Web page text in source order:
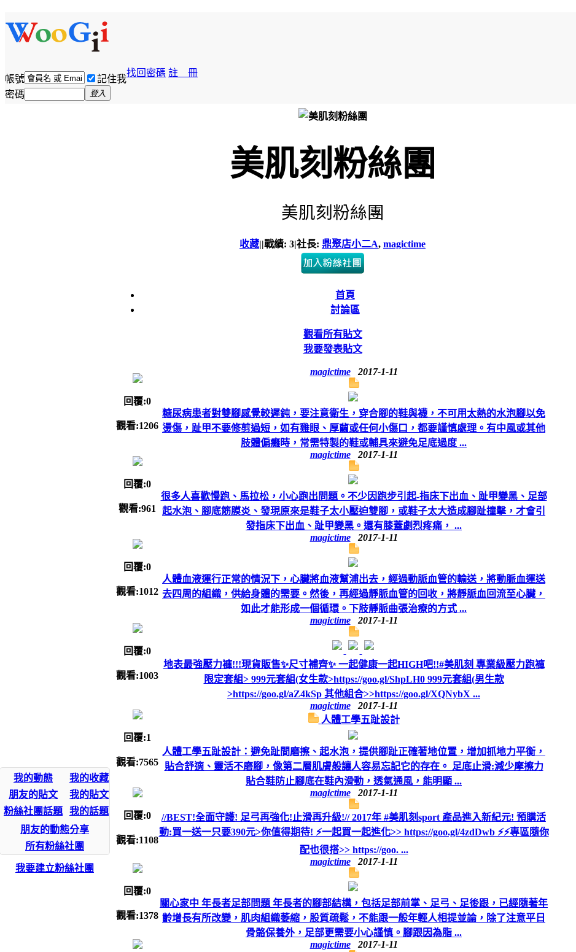
帳號 記住我
找回密碼 註 冊
密碼 登入
我的動態
朋友的貼文
粉絲社團話題
我的收藏
我的貼文
我的話題
朋友的動態分享
所有粉絲社團
我要建立粉絲社團
美肌刻粉絲團
美肌刻粉絲團
收藏||戰績: 3|社長: 鼎聚店小二A, magictime
首頁
討論區
觀看所有貼文
我要發表貼文
回覆:0
觀看:1206
magictime 2017-1-11
糖尿病患者對雙腳感覺較遲鈍，要注意衛生，穿合腳的鞋與襪，不可用太熱的水泡腳以免
燙傷，趾甲不要修剪過短，如有雞眼、厚繭或任何小傷口，都要謹慎處理。有中風或其他
肢體偏癱時，常需特製的鞋或輔具來避免足底過度 ...
回覆:0
觀看:961
magictime 2017-1-11
很多人喜歡慢跑、馬拉松，小心跑出問題。不少因跑步引起-指床下出血、趾甲變黑、足部
起水泡、腳底筋膜炎、發現原來是鞋子太小壓迫雙腳，或鞋子太大造成腳趾撞擊，才會引
發指床下出血、趾甲變黑。還有膝蓋劇烈疼痛， ...
回覆:0
觀看:1012
magictime 2017-1-11
人體血液運行正常的情況下，心臟將血液幫浦出去，經過動脈血管的輸送，將動脈血運送
去四周的組織，供給身體的需要。然後，再經過靜脈血管的回收，將靜脈血回流至心臟，
如此才能形成一個循環。下肢靜脈曲張治療的方式 ...
回覆:0
觀看:1003
magictime 2017-1-11
地表最強壓力褲!!!現貨販售✨尺寸補齊✨ 一起健康一起HIGH吧!!#美肌刻 專業級壓力跑褲
限定套組> 999元套組(女生款>https://goo.gl/ShpLH0 999元套組(男生款
>https://goo.gl/aZ4kSp 其他組合>>https://goo.gl/XQNybX ...
回覆:1
觀看:7565
magictime
2017-1-11
人體工學五趾設計
人體工學五趾設計：避免趾間磨擦、起水泡，提供腳趾正確著地位置，增加抓地力平衡，
貼合舒適、靈活不磨腳，像第二層肌膚般讓人容易忘記它的存在。 足底止滑:減少摩擦力
貼合鞋防止腳底在鞋內滑動，透氣通風，能明顯 ...
回覆:0
觀看:1108
magictime 2017-1-11
//BEST!全面守護! 足弓再強化!止滑再升級!// 2017年 #美肌刻sport 產品進入新紀元! 預購活
動:買一送一只要390元>你值得期待! ⚡️一起買一起進化>> https://goo.gl/4zdDwb ⚡️⚡️專區隨你
配也很搭>> https://goo. ...
回覆:0
觀看:1378
magictime 2017-1-11
關心家中 年長者足部問題 年長者的腳部結構，包括足部前掌、足弓、足後跟，已經隨著年
齡增長有所改變，肌肉組織萎縮，股質疏鬆，不能跟一般年輕人相提並論，除了注意平日
骨骼保養外，足部更需要小心謹慎。腳跟因為脂 ...
magictime 2017-1-11